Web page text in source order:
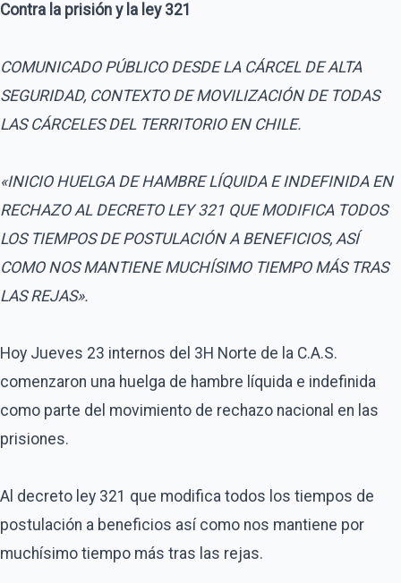
Contra la prisión y la ley 321
COMUNICADO PÚBLICO DESDE LA CÁRCEL DE ALTA
SEGURIDAD, CONTEXTO DE MOVILIZACIÓN DE TODAS
LAS CÁRCELES DEL TERRITORIO EN CHILE.
«INICIO HUELGA DE HAMBRE LÍQUIDA E INDEFINIDA EN
RECHAZO AL DECRETO LEY 321 QUE MODIFICA TODOS
LOS TIEMPOS DE POSTULACIÓN A BENEFICIOS, ASÍ
COMO NOS MANTIENE MUCHÍSIMO TIEMPO MÁS TRAS
LAS REJAS».
Hoy Jueves 23 internos del 3H Norte de la C.A.S.
comenzaron una huelga de hambre líquida e indefinida
como parte del movimiento de rechazo nacional en las
prisiones.
Al decreto ley 321 que modifica todos los tiempos de
postulación a beneficios así como nos mantiene por
muchísimo tiempo más tras las rejas.